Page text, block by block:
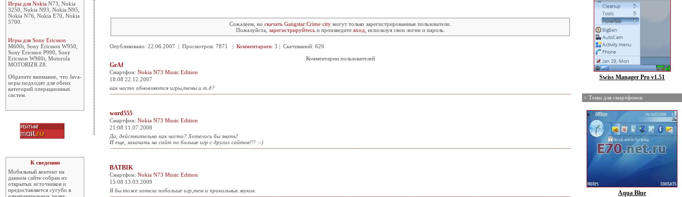
Игры для Nokia N73, Nokia
3250, Nokia N93, Nokia N95,
Nokia N76, Nokia E70, Nokia
5700.
Игры для Sony Ericsson
M600i, Sony Ericsson W950,
Sony Ericsson P990, Sony
Ericsson W960i, Motorola
MOTORIZR Z8.
Обратите внимание, что Java-
игры подходят для обеих
категорий операционных
систем.
К сведению
Мобильный контент на
данном сайте собран из
открытых источников и
предоставляется сугубо в
Сожалеем, но скачать Gangstar:Crime city могут только зарегистрированные пользователи.
Пожалуйста, зарегистрируйтесьи произведите вход , используя свои логин и пароль.
Опубликовано: 22.06.2007 | Просмотров: 7871 | Комментариев: 3 | Скачиваний: 620
Комментарии пользователей
GrAf
Смартфон: Nokia N73 Music Edition
18:08 22.12.2007
как часто обновляются игры,темы и.т.д?
word555
Смартфон: Nokia N73 Music Edition
21:08 11.07.2008
Да, действительно как часто? Хотелось бы знать!
И еще, закачать на сайт по больше игр с других сайтов!!! :-)
BATBIK
Смартфон: Nokia N73 Music Edition
15:08 13.03.2009
Я бы тоже хотела побольше игр,тем и прикольных звуков.
Swiss Manager Pro v1.51
Темы для смартфонов
Aqua Blue